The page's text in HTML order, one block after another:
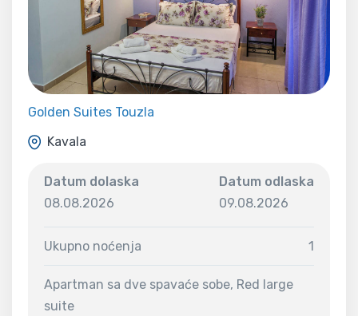
Golden Suites Touzla
Kavala
Datum dolaska
08.08.2026
Datum odlaska
09.08.2026
Ukupno noćenja 1
Apartman sa dve spavaće sobe, Red large
suite